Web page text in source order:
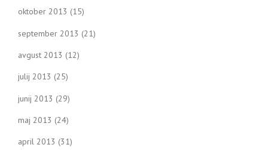
oktober 2013 (15)
september 2013 (21)
avgust 2013 (12)
julij 2013 (25)
junij 2013 (29)
maj 2013 (24)
april 2013 (31)